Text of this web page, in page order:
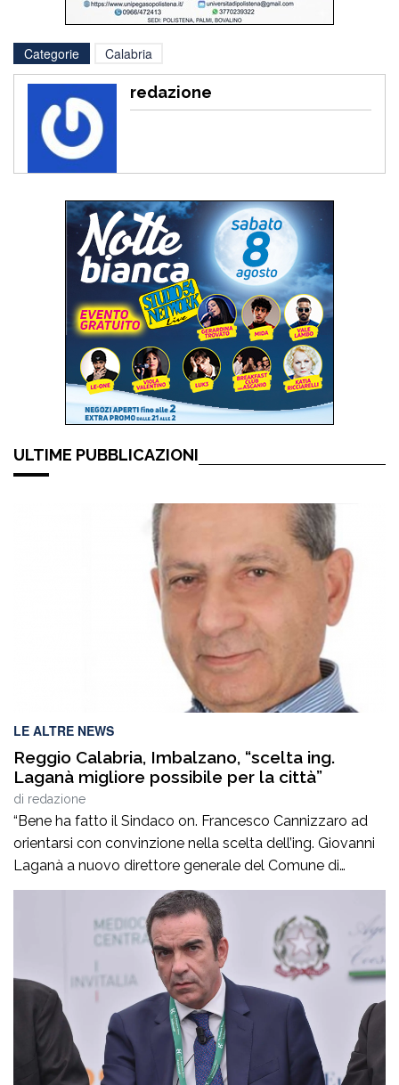
Categorie Calabria
redazione
ULTIME PUBBLICAZIONI
LE ALTRE NEWS
Reggio Calabria, Imbalzano, “scelta ing.
Laganà migliore possibile per la città”
di redazione
“Bene ha fatto il Sindaco on. Francesco Cannizzaro ad
orientarsi con convinzione nella scelta dell’ing. Giovanni
Laganà a nuovo direttore generale del Comune di
Reggio in questa fase storica. Un manager di altissimo
profilo che avendo maturato con successo esperienze in
ruoli di alta responsabilità sia sul versante tecnico che in
quello amministrativo -contabile costituisce […]